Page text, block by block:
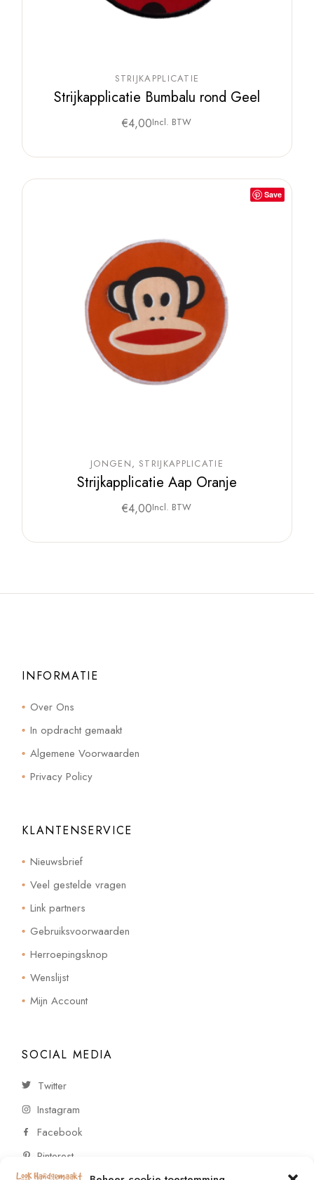
STRIJKAPPLICATIE
Strijkapplicatie Bumbalu rond Geel
€4,00Incl. BTW
Save
JONGEN STRIJKAPPLICATIE
Strijkapplicatie Aap Oranje
€4,00Incl. BTW
INFORMATIE
Over Ons
In opdracht gemaakt
Algemene Voorwaarden
Privacy Policy
KLANTENSERVICE
Nieuwsbrief
Veel gestelde vragen
Link partners
Gebruiksvoorwaarden
Herroepingsknop
Wenslijst
Mijn Account
SOCIAL MEDIA
Twitter
Instagram
Facebook
Pinterest